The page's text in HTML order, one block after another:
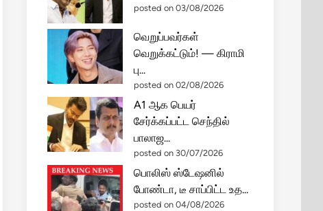
posted on 03/08/2026
வெறுப்பவர்கள்
வெறுக்கட்டும்! — கிராமி
பு...
posted on 02/08/2026
A1 ஆக பெயர்
சேர்க்கப்பட்ட செந்தில்
பாலாஜ...
posted on 30/07/2026
பொலிஸ் ஸ்டேஷனில்
போண்டா, டீ சாப்பிட்ட உத...
posted on 04/08/2026